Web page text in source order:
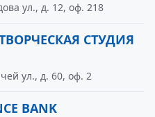
ул., д. 12, оф. 218
ТВОРЧЕСКАЯ СТУДИЯ
ул., д. 60, оф. 2
BANK